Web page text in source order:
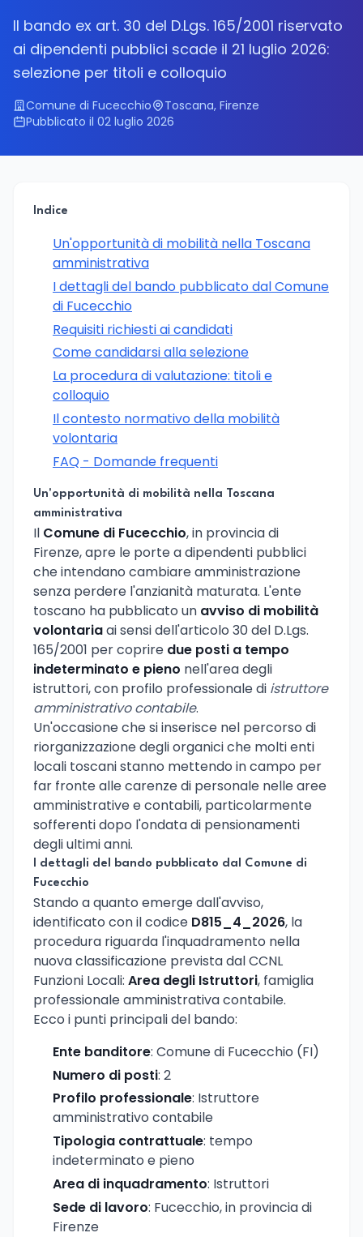
Il bando ex art. 30 del D.Lgs. 165/2001 riservato
ai dipendenti pubblici scade il 21 luglio 2026:
selezione per titoli e colloquio
Comune di Fucecchio
Toscana, Firenze
Pubblicato il 02 luglio 2026
Indice
Un'opportunità di mobilità nella Toscana
amministrativa
I dettagli del bando pubblicato dal Comune
di Fucecchio
Requisiti richiesti ai candidati
Come candidarsi alla selezione
La procedura di valutazione: titoli e
colloquio
Il contesto normativo della mobilità
volontaria
FAQ - Domande frequenti
Un'opportunità di mobilità nella Toscana
amministrativa
Il Comune di Fucecchio, in provincia di
Firenze, apre le porte a dipendenti pubblici
che intendano cambiare amministrazione
senza perdere l'anzianità maturata. L'ente
toscano ha pubblicato un avviso di mobilità
volontariaai sensi dell'articolo 30 del D.Lgs.
165/2001 per coprire due posti a tempo
indeterminato e pieno nell'area degli
istruttori, con profilo professionale di istruttore
amministrativo contabile.
Un'occasione che si inserisce nel percorso di
riorganizzazione degli organici che molti enti
locali toscani stanno mettendo in campo per
far fronte alle carenze di personale nelle aree
amministrative e contabili, particolarmente
sofferenti dopo l'ondata di pensionamenti
degli ultimi anni.
I dettagli del bando pubblicato dal Comune di
Fucecchio
Stando a quanto emerge dall'avviso,
identificato con il codice D815_4_2026, la
procedura riguarda l'inquadramento nella
nuova classificazione prevista dal CCNL
Funzioni Locali: Area degli Istruttori, famiglia
professionale amministrativa contabile.
Ecco i punti principali del bando:
Ente banditore: Comune di Fucecchio (FI)
Numero di posti: 2
Profilo professionale: Istruttore
amministrativo contabile
Tipologia contrattuale: tempo
indeterminato e pieno
Area di inquadramento: Istruttori
Sede di lavoro: Fucecchio, in provincia di
Firenze